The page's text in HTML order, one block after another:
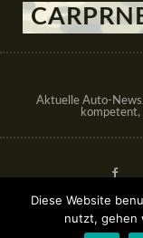
Aktuelle Auto-
kompetent,
Diese Website
nutzt, gehen